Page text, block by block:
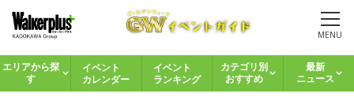
MENU
エリアから探
す
イベント
カレンダー
イベント
ランキング
カテゴリ別
おすすめ
最新
ニュース